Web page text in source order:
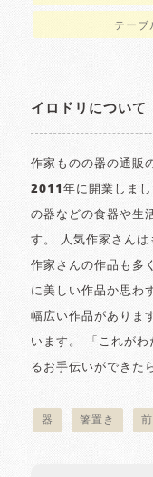
テーブ
イロドリについて
作家ものの器の通販
2011年に開業しま
の器などの食器や生
す。 人気作家さんは
作家さんの作品も多
に美しい作品か思わ
幅広い作品がありま
います。 「これが
るお手伝いができた
器 箸置き